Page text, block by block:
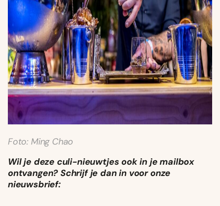
Foto: Ming Chao
Wil je deze culi-nieuwtjes ook in je mailbox
ontvangen? Schrijf je dan in voor onze
nieuwsbrief: